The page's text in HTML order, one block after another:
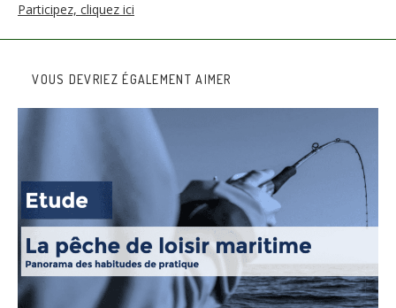
Participez, cliquez ici
VOUS DEVRIEZ ÉGALEMENT AIMER